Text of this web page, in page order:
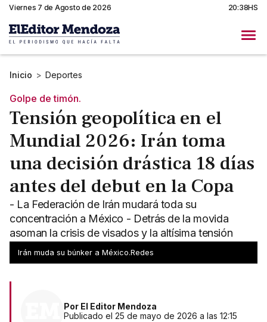
Viernes 7 de Agosto de 2026 20:38HS
Inicio > Deportes
Golpe de timón.
Tensión geopolítica en el
Mundial 2026: Irán toma
una decisión drástica 18 días
antes del debut en la Copa
- La Federación de Irán mudará toda su
concentración a México - Detrás de la movida
asoman la crisis de visados y la altísima tensión
diplomática
Irán muda su búnker a México.Redes
Por El Editor Mendoza
Publicado el 25 de mayo de 2026 a las 12:15